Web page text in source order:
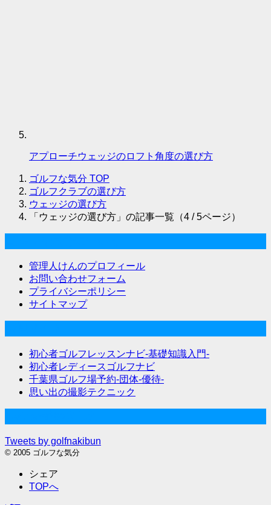
アプローチウェッジのロフト角度の選び方
ゴルフな気分 TOP
ゴルフクラブの選び方
ウェッジの選び方
「ウェッジの選び方」の記事一覧（4 / 5ページ）
管理人けんのプロフィール
お問い合わせフォーム
プライバシーポリシー
サイトマップ
初心者ゴルフレッスンナビ-基礎知識入門-
初心者レディースゴルフナビ
千葉県ゴルフ場予約-団体-優待-
思い出の撮影テクニック
Tweets by golfnakibun
© 2005 ゴルフな気分
シェア
TOPへ